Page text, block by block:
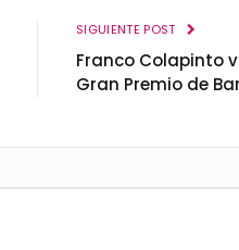
SIGUIENTE POST
Franco Colapinto
Gran Premio de